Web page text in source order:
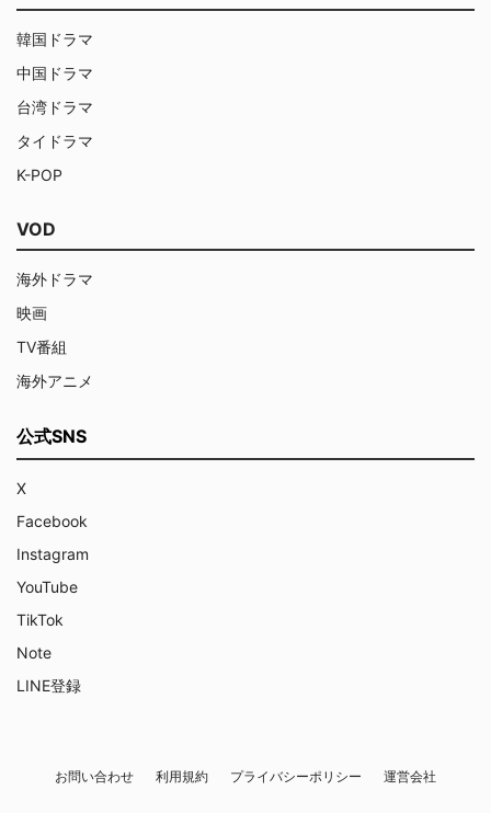
韓国ドラマ
中国ドラマ
台湾ドラマ
タイドラマ
K-POP
VOD
海外ドラマ
映画
TV番組
海外アニメ
公式SNS
X
Facebook
Instagram
YouTube
TikTok
Note
LINE登録
お問い合わせ 利用規約 プライバシーポリシー 運営会社